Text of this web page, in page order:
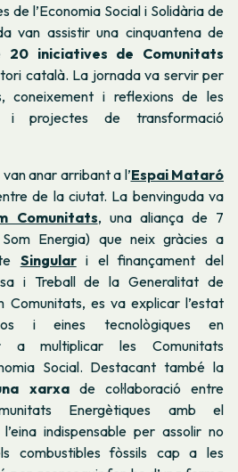
de l’Economia Social i Solidària de
van assistir una cinquantena de
20 iniciatives de Comunitats
català. La jornada va servir per
coneixement i reflexions de les
i projectes de transformació
anar arribant a l’Espai Mataró
de la ciutat. La benvinguda va
Comunitats, una aliança de 7
Energia) que neix gràcies a
Singulari el finançament del
i Treball de la Generalitat de
Comunitats, es va explicar l’estat
i eines tecnològiques en
a multiplicar les Comunitats
Social. Destacant també la
xarxa de col·laboració entre
Energètiques amb el
indispensable per assolir no
combustibles fòssils cap a les